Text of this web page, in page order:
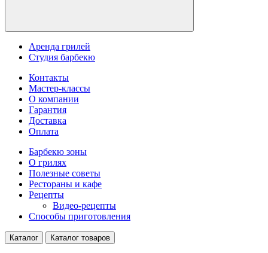
Аренда грилей
Студия барбекю
Контакты
Мастер-классы
О компании
Гарантия
Доставка
Оплата
Барбекю зоны
О грилях
Полезные советы
Рестораны и кафе
Рецепты
Видео-рецепты
Способы приготовления
Каталог Каталог товаров